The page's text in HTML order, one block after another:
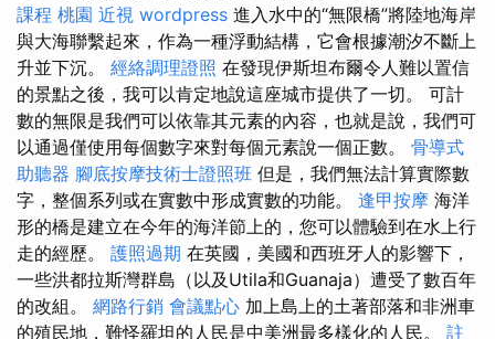
課程 桃園 近視 wordpress 進入水中的“無限橋”將陸地海岸
與大海聯繫起來，作為一種浮動結構，它會根據潮汐不斷上
升並下沉。 經絡調理證照 在發現伊斯坦布爾令人難以置信
的景點之後，我可以肯定地說這座城市提供了一切。 可計
數的無限是我們可以依靠其元素的內容，也就是說，我們可
以通過僅使用每個數字來對每個元素說一個正數。 骨導式
助聽器 腳底按摩技術士證照班 但是，我們無法計算實際數
字，整個系列或在實數中形成實數的功能。 逢甲按摩 海洋
形的橋是建立在今年的海洋節上的，您可以體驗到在水上行
走的經歷。 護照過期 在英國，美國和西班牙人的影響下，
一些洪都拉斯灣群島（以及Utila和Guanaja）遭受了數百年
的改組。 網路行銷 會議點心 加上島上的土著部落和非洲車
的殖民地，難怪羅坦的人民是中美洲最多樣化的人民。 註